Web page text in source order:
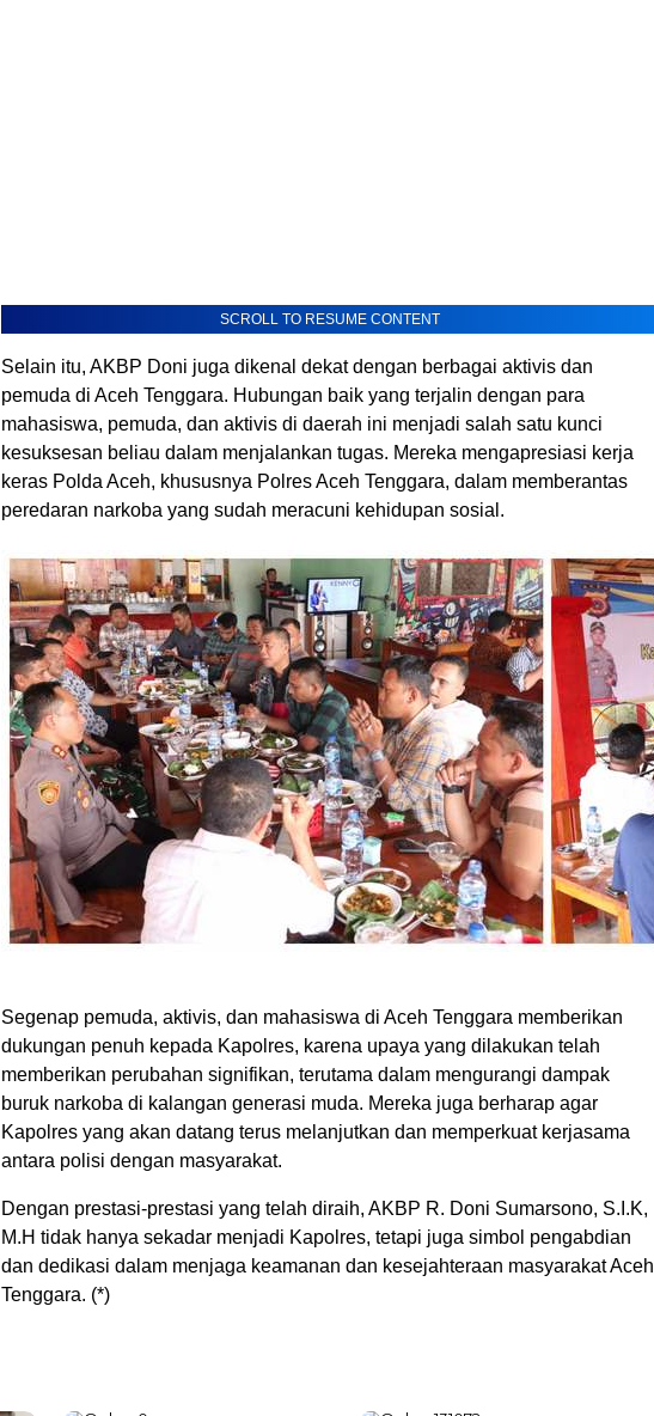
SCROLL TO RESUME CONTENT
Selain itu, AKBP Doni juga dikenal dekat dengan berbagai aktivis dan
pemuda di Aceh Tenggara. Hubungan baik yang terjalin dengan para
mahasiswa, pemuda, dan aktivis di daerah ini menjadi salah satu kunci
kesuksesan beliau dalam menjalankan tugas. Mereka mengapresiasi kerja
keras Polda Aceh, khususnya Polres Aceh Tenggara, dalam memberantas
peredaran narkoba yang sudah meracuni kehidupan sosial.
Segenap pemuda, aktivis, dan mahasiswa di Aceh Tenggara memberikan
dukungan penuh kepada Kapolres, karena upaya yang dilakukan telah
memberikan perubahan signifikan, terutama dalam mengurangi dampak
buruk narkoba di kalangan generasi muda. Mereka juga berharap agar
Kapolres yang akan datang terus melanjutkan dan memperkuat kerjasama
antara polisi dengan masyarakat.
Dengan prestasi-prestasi yang telah diraih, AKBP R. Doni Sumarsono, S.I.K,
M.H tidak hanya sekadar menjadi Kapolres, tetapi juga simbol pengabdian
dan dedikasi dalam menjaga keamanan dan kesejahteraan masyarakat Aceh
Tenggara. (*)